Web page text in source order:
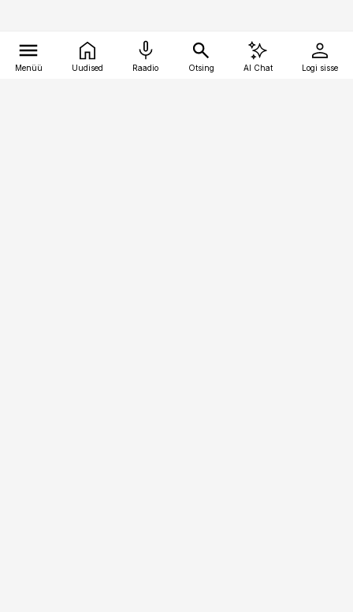
Menüü Uudised Raadio Otsing AI Chat Logi sisse